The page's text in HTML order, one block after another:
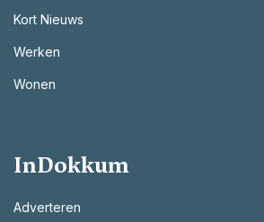
Kort Nieuws
Werken
Wonen
InDokkum
Adverteren